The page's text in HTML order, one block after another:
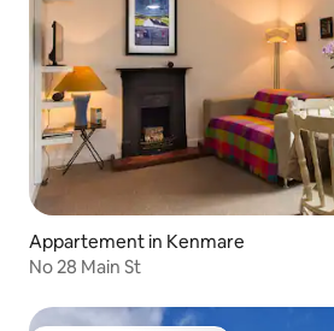
Appartement in Kenmare
No 28 Main St